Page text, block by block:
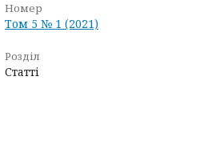
Номер
Том 5 № 1 (2021)
Розділ
Статті